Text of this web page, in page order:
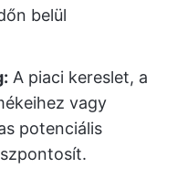
belül
A piaci kereslet, a
vagy
potenciális